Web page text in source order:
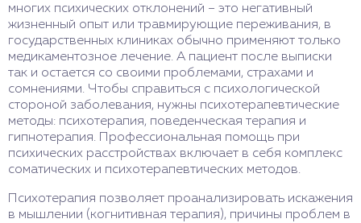
многих психических отклонений – это негативный
жизненный опыт или травмирующие переживания, в
государственных клиниках обычно применяют только
медикаментозное лечение. А пациент после выписки
так и остается со своими проблемами, страхами и
сомнениями. Чтобы справиться с психологической
стороной заболевания, нужны психотерапевтические
методы: психотерапия, поведенческая терапия и
гипнотерапия. Профессиональная помощь при
психических расстройствах включает в себя комплекс
соматических и психотерапевтических методов.
Психотерапия позволяет проанализировать искажения
в мышлении (когнитивная терапия), причины проблем в